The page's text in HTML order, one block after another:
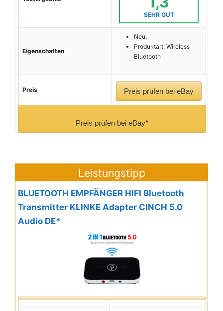
SEHR GUT
Eigenschaften
Neu,
Produktart: Wireless
Bluetooth
Preis Preis prüfen bei eBay
Preis prüfen bei eBay*
Leistungstipp
BLUETOOTH EMPFÄNGER HIFI Bluetooth
Transmitter KLINKE Adapter CINCH 5.0
Audio DE*